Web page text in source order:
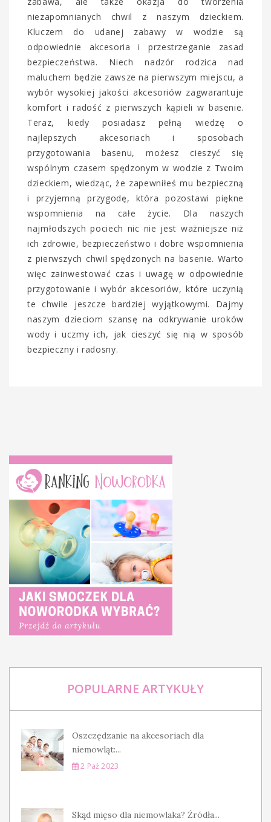
niezapomnianych chwil z naszym dzieckiem.
Kluczem do udanej zabawy w wodzie są
odpowiednie akcesoria i przestrzeganie zasad
bezpieczeństwa. Niech nadzór rodzica nad
maluchem będzie zawsze na pierwszym miejscu, a
wybór wysokiej jakości akcesoriów zagwarantuje
komfort i radość z pierwszych kąpieli w basenie.
Teraz, kiedy posiadasz pełną wiedzę o
najlepszych akcesoriach i sposobach
przygotowania basenu, możesz cieszyć się
wspólnym czasem spędzonym w wodzie z Twoim
dzieckiem, wiedząc, że zapewniłeś mu bezpieczną
i przyjemną przygodę, która pozostawi piękne
wspomnienia na całe życie. Dla naszych
najmłodszych pociech nic nie jest ważniejsze niż
ich zdrowie, bezpieczeństwo i dobre wspomnienia
z pierwszych chwil spędzonych na basenie. Warto
więc zainwestować czas i uwagę w odpowiednie
przygotowanie i wybór akcesoriów, które uczynią
te chwile jeszcze bardziej wyjątkowymi. Dajmy
naszym dzieciom szansę na odkrywanie uroków
wody i uczmy ich, jak cieszyć się nią w sposób
bezpieczny i radosny.
POPULARNE ARTYKUŁY
Oszczędzanie na akcesoriach dla
niemowląt:...
2 Paź 2023
Skąd mięso dla niemowlaka? Źródła...